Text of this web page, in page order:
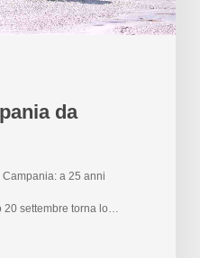
da
a 25 anni
20 settembre torna lo…